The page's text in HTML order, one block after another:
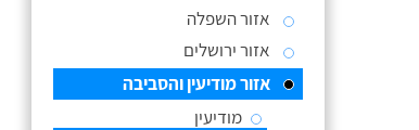
אזור השפלה
אזור ירושלים
אזור מודיעין והסביבה
מודיעין